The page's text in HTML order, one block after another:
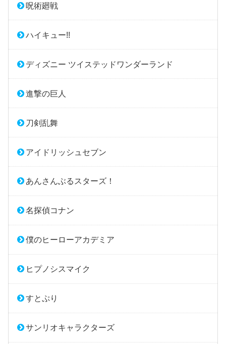
呪術廻戦
ハイキュー!!
ディズニー ツイステッドワンダーランド
進撃の巨人
刀剣乱舞
アイドリッシュセブン
あんさんぶるスターズ！
名探偵コナン
僕のヒーローアカデミア
ヒプノシスマイク
すとぷり
サンリオキャラクターズ